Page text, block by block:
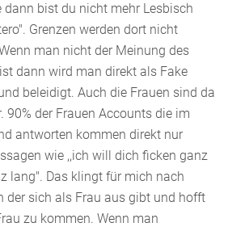
dann bist du nicht mehr Lesbisch
Grenzen werden dort nicht
man nicht der Meinung des
dann wird man direkt als Fake
beleidigt. Auch die Frauen sind da
90% der Frauen Accounts die im
antworten kommen direkt nur
wie ,,ich will dich ficken ganz
lang". Das klingt für mich nach
der sich als Frau aus gibt und hofft
zu kommen. Wenn man